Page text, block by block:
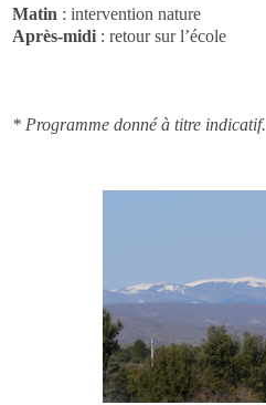
Matin : intervention nature
Après-midi : retour sur l’école
* Programme donné à titre indicatif.